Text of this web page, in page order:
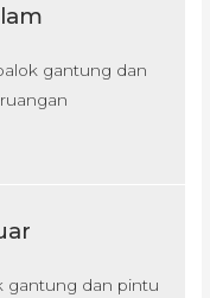
gantung dan
gantung dan pintu